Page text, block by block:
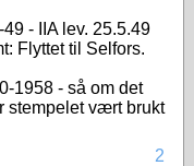
- IIA lev. 25.5.49
Flyttet til Selfors.
1958 - så om det
stempelet vært brukt
2